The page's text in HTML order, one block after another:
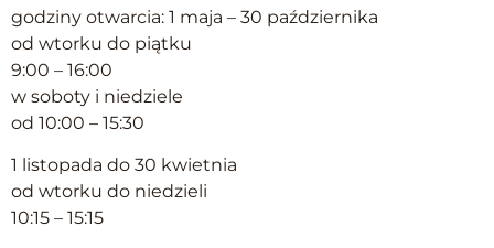
godziny otwarcia: 1 maja – 30 października
od wtorku do piątku
9:00 – 16:00
w soboty i niedziele
od 10:00 – 15:30
1 listopada do 30 kwietnia
od wtorku do niedzieli
10:15 – 15:15